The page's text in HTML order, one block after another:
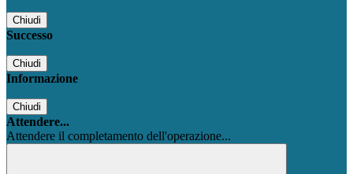
Chiudi
Successo
Chiudi
Informazione
Chiudi
Attendere...
Attendere il completamento dell'operazione...